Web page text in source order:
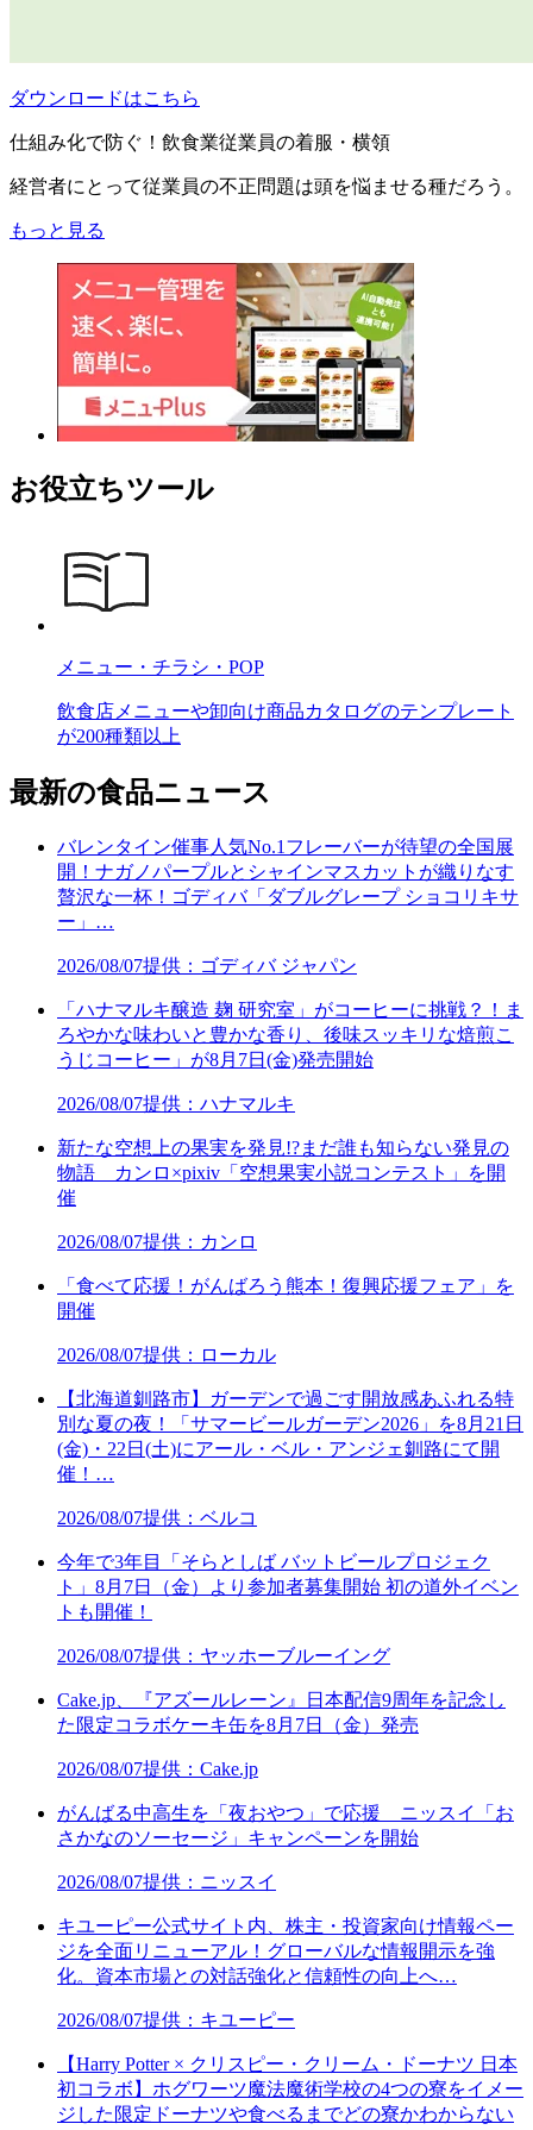
ダウンロードはこちら
仕組み化で防ぐ！飲食業従業員の着服・横領
経営者にとって従業員の不正問題は頭を悩ませる種だろう。
もっと見る
お役立ちツール
メニュー・チラシ・POP
飲食店メニューや卸向け商品カタログのテンプレート
が200種類以上
最新の食品ニュース
バレンタイン催事人気No.1フレーバーが待望の全国展
開！ナガノパープルとシャインマスカットが織りなす
贅沢な一杯！ゴディバ「ダブルグレープ ショコリキサ
ー」…
2026/08/07提供：ゴディバ ジャパン
「ハナマルキ醸造 麹 研究室」がコーヒーに挑戦？！ま
ろやかな味わいと豊かな香り、後味スッキリな焙煎こ
うじコーヒー」が8月7日(金)発売開始
2026/08/07提供：ハナマルキ
新たな空想上の果実を発見!?まだ誰も知らない発見の
物語 カンロ×pixiv「空想果実小説コンテスト」を開
催
2026/08/07提供：カンロ
「食べて応援！がんばろう熊本！復興応援フェア」を
開催
2026/08/07提供：ローカル
【北海道釧路市】ガーデンで過ごす開放感あふれる特
別な夏の夜！「サマービールガーデン2026」を8月21日
(金)・22日(土)にアール・ベル・アンジェ釧路にて開
催！…
2026/08/07提供：ベルコ
今年で3年目「そらとしば バットビールプロジェク
ト」8月7日（金）より参加者募集開始 初の道外イベン
トも開催！
2026/08/07提供：ヤッホーブルーイング
Cake.jp、『アズールレーン』日本配信9周年を記念し
た限定コラボケーキ缶を8月7日（金）発売
2026/08/07提供：Cake.jp
がんばる中高生を「夜おやつ」で応援 ニッスイ「お
さかなのソーセージ」キャンペーンを開始
2026/08/07提供：ニッスイ
キユーピー公式サイト内、株主・投資家向け情報ペー
ジを全面リニューアル！グローバルな情報開示を強
化。資本市場との対話強化と信頼性の向上へ…
2026/08/07提供：キユーピー
【Harry Potter × クリスピー・クリーム・ドーナツ 日本
初コラボ】ホグワーツ魔法魔術学校の4つの寮をイメー
ジした限定ドーナツや食べるまでどの寮かわからない